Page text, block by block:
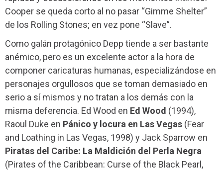
Cooper se queda corto al no pasar “Gimme Shelter”
de los Rolling Stones; en vez pone “Slave”.
Como galán protagónico Depp tiende a ser bastante
anémico, pero es un excelente actor a la hora de
componer caricaturas humanas, especializándose en
personajes orgullosos que se toman demasiado en
serio a sí mismos y no tratan a los demás con la
misma deferencia. Ed Wood en Ed Wood (1994),
Raoul Duke en Pánico y locura en Las Vegas (Fear
and Loathing in Las Vegas, 1998) y Jack Sparrow en
Piratas del Caribe: La Maldición del Perla Negra
(Pirates of the Caribbean: Curse of the Black Pearl,